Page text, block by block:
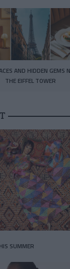
AND HIDDEN GEMS
THE EIFFEL TOWER
SUMMER